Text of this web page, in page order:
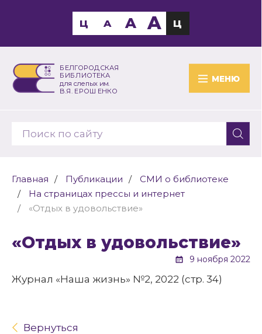
БЕЛГОРОДСКАЯ
БИБЛИОТЕКА
для слепых им.
В.Я. ЕРОШЕНКО
МЕНЮ
Ц A A A Ц
Главная Публикации
СМИ о библиотеке
На страницах прессы и интернет
«Отдых в удовольствие»
«Отдых в удовольствие»
9 ноября 2022
Журнал «Наша жизнь» №2, 2022 (стр. 34)
Вернуться